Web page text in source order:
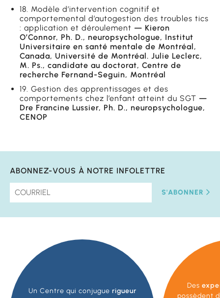
18. Modèle d’intervention cognitif et
comportemental d’autogestion des troubles tics
: application et déroulement — Kieron
O’Connor, Ph. D., neuropsychologue, Institut
Universitaire en santé mentale de Montréal,
Canada, Université de Montréal. Julie Leclerc,
M. Ps., candidate au doctorat, Centre de
recherche Fernand-Seguin, Montréal
19. Gestion des apprentissages et des
comportements chez l’enfant atteint du SGT —
Dre Francine Lussier, Ph. D., neuropsychologue,
CENOP
ABONNEZ-VOUS À NOTRE INFOLETTRE
S'ABONNER
Un Centre qui conjugue rigueur
Des
possèdent